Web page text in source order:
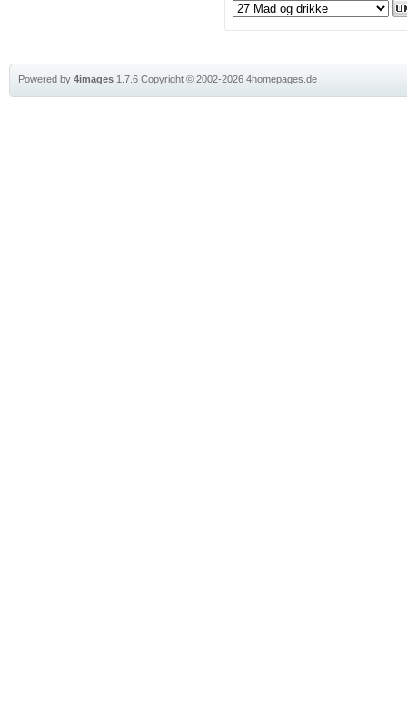
Powered by 4images 1.7.6 Copyright © 2002-2026 4homepages.de